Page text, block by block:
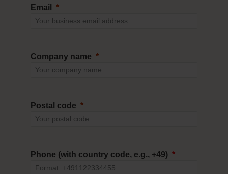
Email
Company name
Postal code
Phone (with country code, e.g., +49)